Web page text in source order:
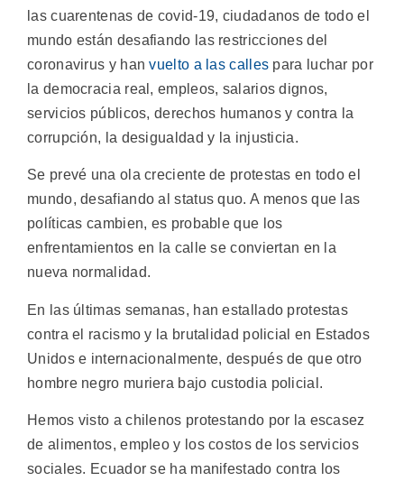
las cuarentenas de covid-19, ciudadanos de todo el
mundo están desafiando las restricciones del
coronavirus y hanvuelto a las calles para luchar por
la democracia real, empleos, salarios dignos,
servicios públicos, derechos humanos y contra la
corrupción, la desigualdad y la injusticia.
Se prevé una ola creciente de protestas en todo el
mundo, desafiando al status quo. A menos que las
políticas cambien, es probable que los
enfrentamientos en la calle se conviertan en la
nueva normalidad.
En las últimas semanas, han estallado protestas
contra el racismo y la brutalidad policial en Estados
Unidos e internacionalmente, después de que otro
hombre negro muriera bajo custodia policial.
Hemos visto a chilenos protestando por la escasez
de alimentos, empleo y los costos de los servicios
sociales. Ecuador se ha manifestado contra los